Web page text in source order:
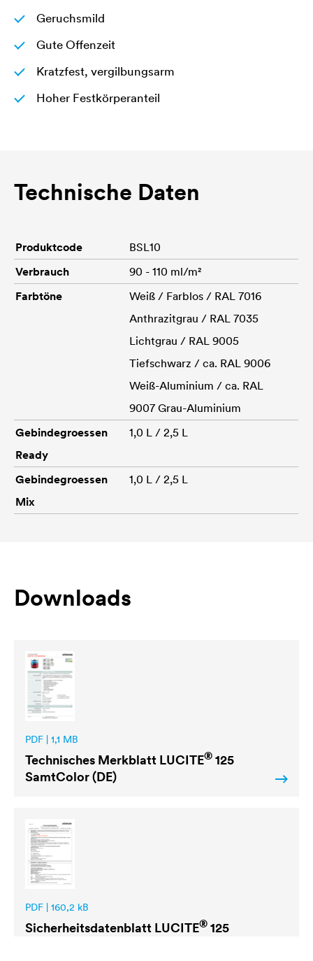
Geruchsmild
Gute Offenzeit
Kratzfest, vergilbungsarm
Hoher Festkörperanteil
Technische Daten
Produktcode
BSL10
Verbrauch
90 - 110 ml/m²
Farbtöne
Weiß / Farblos / RAL 7016
Anthrazitgrau / RAL 7035
Lichtgrau / RAL 9005
Tiefschwarz / ca. RAL 9006
Weiß-Aluminium / ca. RAL
9007 Grau-Aluminium
Gebindegroessen
Ready
1,0 L / 2,5 L
Gebindegroessen
Mix
1,0 L / 2,5 L
Downloads
PDF | 1,1 MB
Technisches Merkblatt LUCITE® 125
SamtColor (DE)
PDF | 160,2 kB
Sicherheitsdatenblatt LUCITE® 125